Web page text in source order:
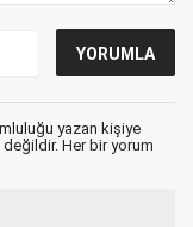
yazan kişiye
Her bir yorum